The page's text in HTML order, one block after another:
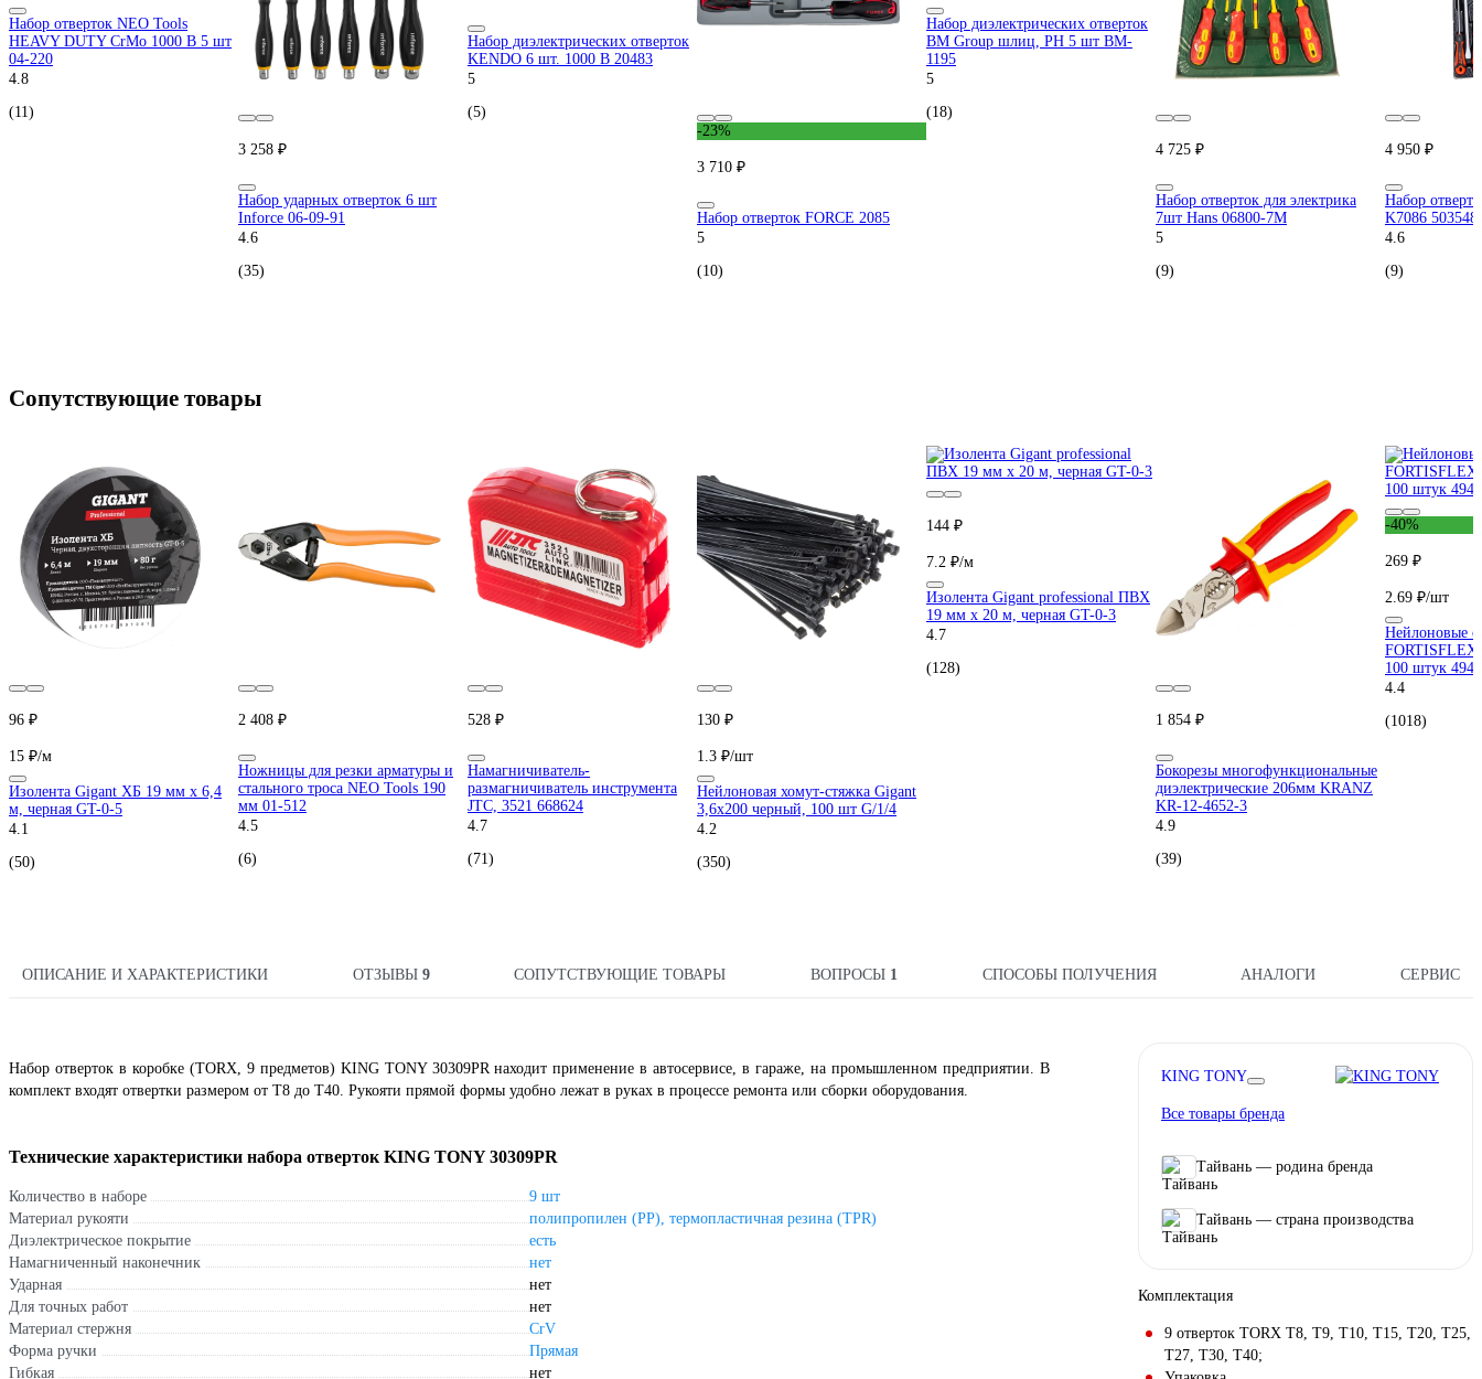
Набор отверток NEO Tools
HEAVY DUTY CrMo 1000 В 5 шт
04-220
4.8
(11)
3 258 ₽
Набор ударных отверток 6 шт
Inforce 06-09-91
4.6
(35)
Набор диэлектрических отверток
KENDO 6 шт. 1000 В 20483
5
(5)
-23%
3 710 ₽
Набор отверток FORCE 2085
5
(10)
Набор диэлектрических отверток
BM Group шлиц, РН 5 шт BM-
1195
5
(18)
4 725 ₽
Набор отверток для электрика
7шт Hans 06800-7M
5
(9)
4 950 ₽
Набор
K7086 503548
4.6
(9)
Сопутствующие товары
96 ₽
15 ₽/м
Изолента Gigant ХБ 19 мм х 6,4
м, черная GT-0-5
4.1
(50)
2 408 ₽
Ножницы для резки арматуры и
стального троса NEO Tools 190
мм 01-512
4.5
(6)
528 ₽
Намагничиватель-
размагничиватель инструмента
JTC, 3521 668624
4.7
(71)
130 ₽
1.3 ₽/шт
Нейлоновая хомут-стяжка Gigant
3,6х200 черный, 100 шт G/1/4
4.2
(350)
144 ₽
7.2 ₽/м
Изолента Gigant professional ПВХ
19 мм х 20 м, черная GT-0-3
4.7
(128)
1 854 ₽
Бокорезы многофункциональные
диэлектрические 206мм KRANZ
KR-12-4652-3
4.9
(39)
-40%
269 ₽
2.69 ₽/шт
Нейлоновые
100 штук
4.4
(1018)
ОПИСАНИЕ И ХАРАКТЕРИСТИКИ ОТЗЫВЫ 9 СОПУТСТВУЮЩИЕ ТОВАРЫ ВОПРОСЫ 1 СПОСОБЫ ПОЛУЧЕНИЯ АНАЛОГИ СЕРВИС
Набор отверток в коробке (TORX, 9 предметов) KING TONY 30309PR находит применение в автосервисе, в гараже, на промышленном предприятии. В
комплект входят отвертки размером от Т8 до Т40. Рукояти прямой формы удобно лежат в руках в процессе ремонта или сборки оборудования.
Технические характеристики набора отверток KING TONY 30309PR
Количество в наборе
9 шт
Материал рукояти
полипропилен (PP), термопластичная резина (TPR)
Диэлектрическое покрытие
есть
Намагниченный наконечник
нет
Ударная
нет
Для точных работ
нет
Материал стержня
CrV
Форма ручки
Прямая
Гибкая
нет
KING TONY
Все товары бренда
Тайвань — родина бренда
Тайвань — страна производства
Комплектация
9 отверток TORX T8, T9, T10, T15, T20, T25,
T27, T30, T40;